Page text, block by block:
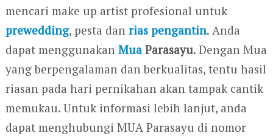
mencari make up artist profesional untuk
prewedding, pesta dan rias pengantin. Anda
dapat menggunakan MuaParasayu. Dengan Mua
yang berpengalaman dan berkualitas, tentu hasil
riasan pada hari pernikahan akan tampak cantik
memukau. Untuk informasi lebih lanjut, anda
dapat menghubungi MUA Parasayu di nomor